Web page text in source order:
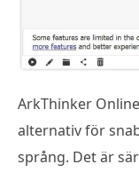
ArkThinker
alternativ för
språng. Det är